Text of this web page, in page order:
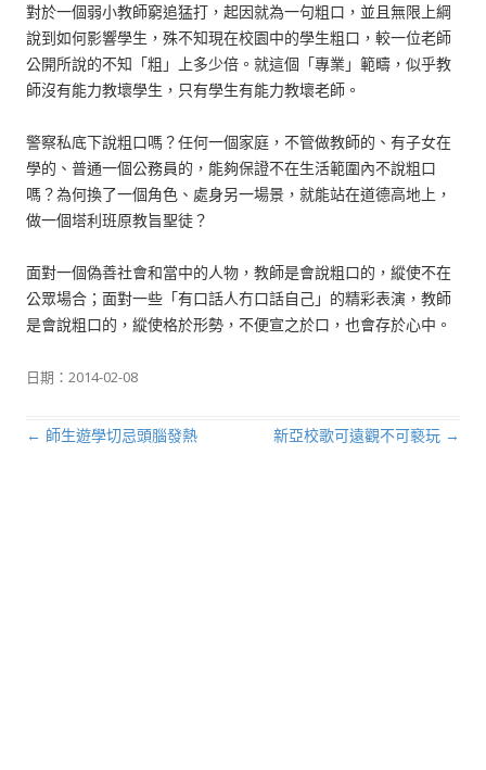
對於一個弱小教師窮追猛打，起因就為一句粗口，並且無限上綱
說到如何影響學生，殊不知現在校園中的學生粗口，較一位老師
公開所說的不知「粗」上多少倍。就這個「專業」範疇，似乎教
師沒有能力教壞學生，只有學生有能力教壞老師。
警察私底下說粗口嗎？任何一個家庭，不管做教師的、有子女在
學的、普通一個公務員的，能夠保證不在生活範圍內不說粗口
嗎？為何換了一個角色、處身另一場景，就能站在道德高地上，
做一個塔利班原教旨聖徒？
面對一個偽善社會和當中的人物，教師是會說粗口的，縱使不在
公眾場合；面對一些「有口話人冇口話自己」的精彩表演，教師
是會說粗口的，縱使格於形勢，不便宣之於口，也會存於心中。
日期： 2014-02-08
文章導航列
← 師生遊學切忌頭腦發熱 新亞校歌可遠觀不可褻玩 →